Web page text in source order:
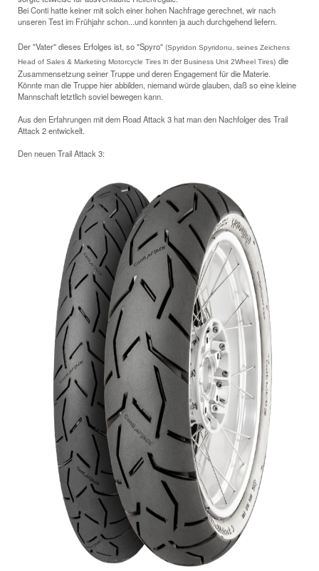
Bei Conti hatte keiner mit solch einer hohen Nachfrage gerechnet, wir nach
unseren Test im Frühjahr schon...und konnten ja auch durchgehend liefern.
Der "Vater" dieses Erfolges ist, so "Spyro" (Spyridon Spyridonu, seines Zeichens
Head of Sales & Marketing Motorcycle Tires in derBusiness Unit 2Wheel Tires) die
Zusammensetzung seiner Truppe und deren Engagement für die Materie.
Könnte man die Truppe hier abbilden, niemand würde glauben, daß so eine kleine
Mannschaft letztlich soviel bewegen kann.
Aus den Erfahrungen mit dem Road Attack 3 hat man den Nachfolger des Trail
Attack 2 entwickelt.
Den neuen Trail Attack 3: